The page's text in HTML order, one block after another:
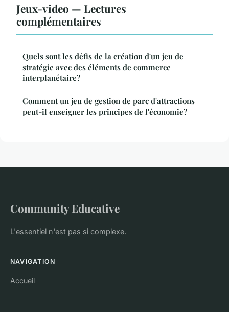
Jeux-video — Lectures
complémentaires
Quels sont les défis de la création d'un jeu de
stratégie avec des éléments de commerce
interplanétaire?
Comment un jeu de gestion de parc d'attractions
peut-il enseigner les principes de l'économie?
Community Educative
L'essentiel n'est pas si complexe.
NAVIGATION
Accueil